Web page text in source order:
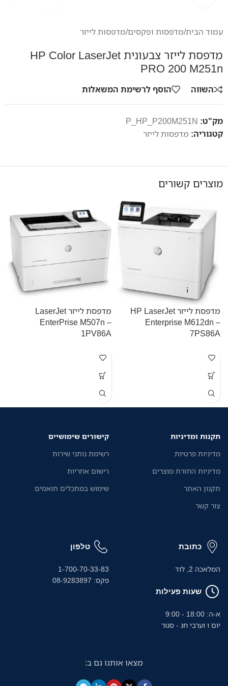
עמוד הבית/מדפסות ופקסים/מדפסות לייזר
מדפסת לייזר צבעונית HP Color LaserJet
PRO 200 M251n
השווה הוסף לרשימת המשאלות
מק"ט: P_HP_P200M251N
קטגוריה: מדפסות לייזר
מוצרים קשורים
מדפסת לייזר HP LaserJet
Enterprise M612dn –
7PS86A
מדפסת לייזר LaserJet
EnterPrise M507n –
1PV86A
תקנות ומדיניות
מדיניות פרטיות
מדיניות החזרת מוצרים
תקנון האתר
צור קשר
קישורים שימושיים
רשימת נותני שירות
רישום אחריות
שימוש במתכלים תואמים
כתובת
המלאכה 2, לוד
שעות פעילות
א-ה: 18:00 - 9:00
יום ו וערבי חג - סגור
טלפון
1-700-70-33-83
פקס: 08-9283897
מצאו אותנו גם ב: